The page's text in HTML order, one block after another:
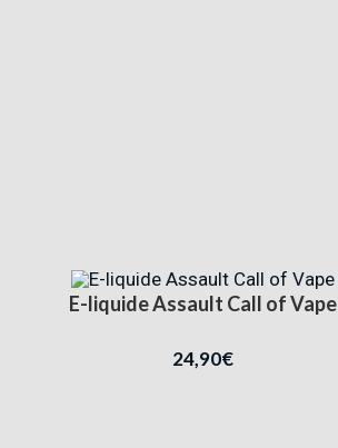
E-liquide Assault Call of Vape
24,90€